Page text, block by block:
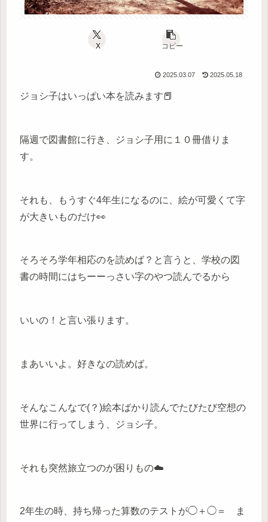
X コピー
2025.03.07 2025.05.18
ジョシ子はいっぱい本を読みます📕
隔週で図書館に行き、ジョシ子用に１０冊借りま
す。
それも、もうすぐ4年生になるのに、絵が可愛くて字
が大きいものだけ👀
そろそろ学年相応のを読めば？と言うと、学校の図
書の時間にはちーーっさい字のやつ読んでるから
いいの！と言い張ります。
まあいいよ。好きなの読めば。
そんなこんなで(？)絵本ばかり読んでたびたび空想の
世界に行ってしまう、ジョシ子。
それも突然旅立つのが困りもの☁️
2年生の時、持ち帰った算数のテストが◯＋◯＝ ま